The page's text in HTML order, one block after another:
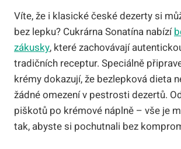
Víte, že i klasické české dezerty si
bez lepku? Cukrárna Sonatína nabízí
zákusky, které zachovávají
tradičních receptur. Speciálně
krémy dokazují, že bezlepková dieta
žádné omezení v pestrosti dezertů.
piškotů po krémové náplně – vše je
tak, abyste si pochutnali bez